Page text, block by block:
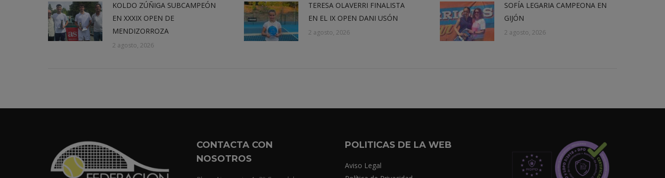
KOLDO ZÚÑIGA SUBCAMPEÓN
EN XXXIX OPEN DE
MENDIZORROZA
2 agosto, 2026
TERESA OLAVERRI FINALISTA
EN EL IX OPEN DANI USÓN
2 agosto, 2026
SOFÍA LEGARIA CAMPEONA EN
GIJÓN
2 agosto, 2026
CONTACTA CON
NOSOTROS
POLITICAS DE LA WEB
Aviso Legal